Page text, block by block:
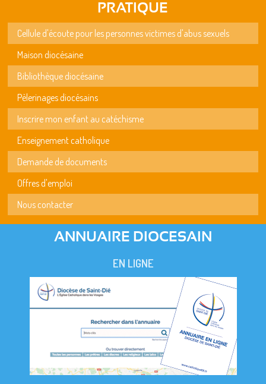
PRATIQUE
Cellule d'écoute pour les personnes victimes d'abus sexuels
Maison diocésaine
Bibliothèque diocésaine
Pèlerinages diocésains
Inscrire mon enfant au catéchisme
Enseignement catholique
Demande de documents
Offres d'emploi
Nous contacter
ANNUAIRE DIOCESAIN
EN LIGNE